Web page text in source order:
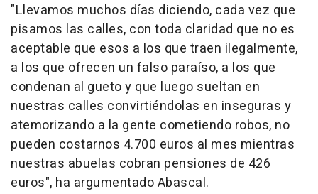
"Llevamos muchos días diciendo, cada vez que
pisamos las calles, con toda claridad que no es
aceptable que esos a los que traen ilegalmente,
a los que ofrecen un falso paraíso, a los que
condenan al gueto y que luego sueltan en
nuestras calles convirtiéndolas en inseguras y
atemorizando a la gente cometiendo robos, no
pueden costarnos 4.700 euros al mes mientras
nuestras abuelas cobran pensiones de 426
euros", ha argumentado Abascal.